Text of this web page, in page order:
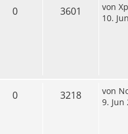
0 3601 von
10.
0 3218 von
9. Jun